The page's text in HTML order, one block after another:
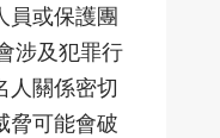
員或保護團
涉及犯罪行
人關係密切
脅可能會破